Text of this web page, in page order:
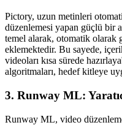
Pictory, uzun metinleri
düzenlemesi yapan güçlü bir
temel alarak, otomatik olarak
eklemektedir. Bu sayede,
videoları kısa sürede
algoritmaları, hedef kitleye
3. Runway ML:
Runway ML, video